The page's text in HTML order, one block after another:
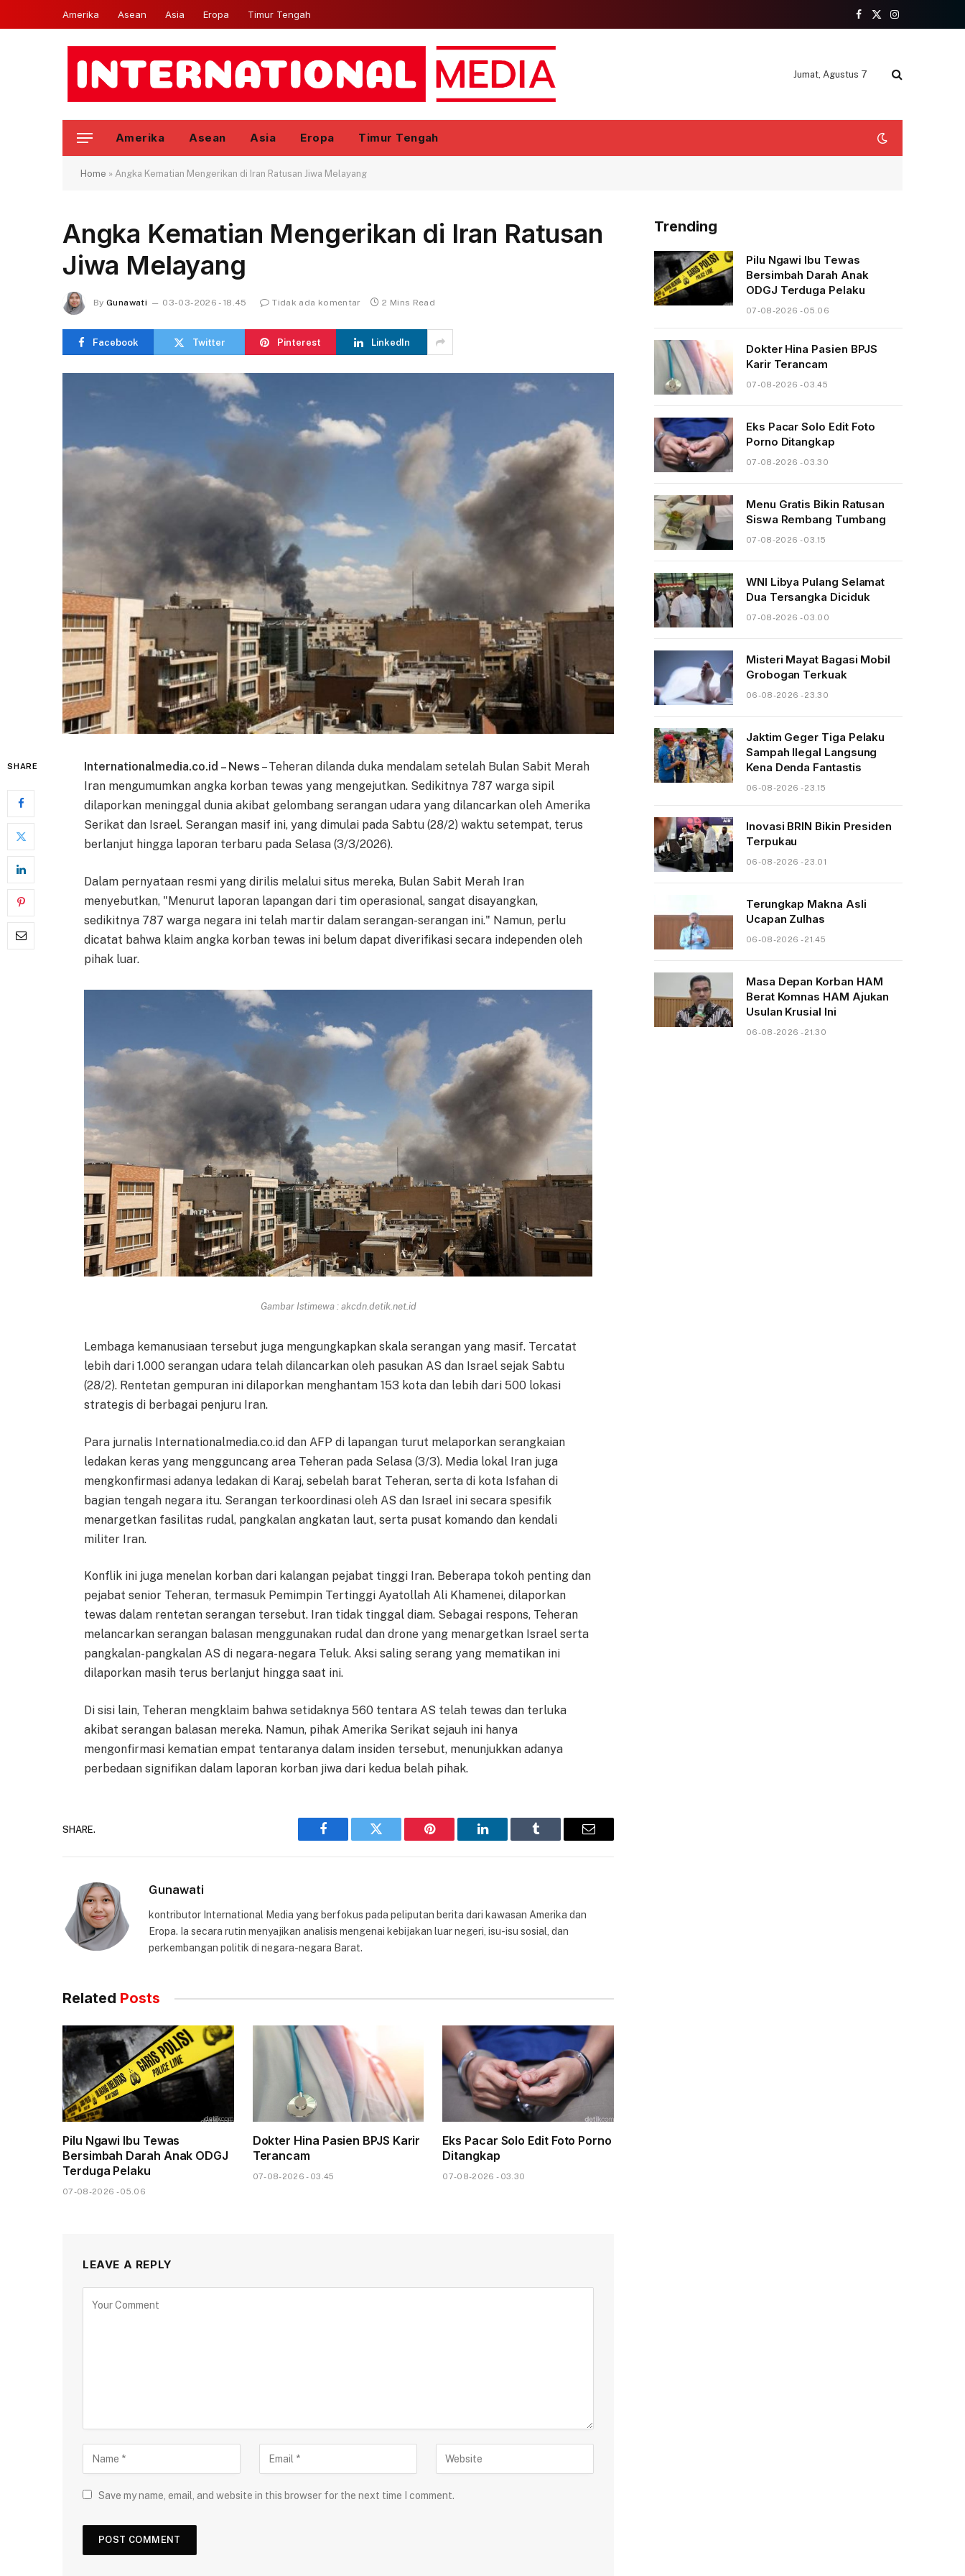
Amerika Asean Asia Eropa Timur Tengah
Facebook
X
Instagram
Jumat, Agustus 7
Amerika Asean Asia Eropa Timur Tengah
Home » Angka Kematian Mengerikan di Iran Ratusan Jiwa Melayang
Angka Kematian Mengerikan di Iran Ratusan
Jiwa Melayang
By Gunawati 03-03-2026 - 18.45 Tidak ada komentar 2 Mins Read
Facebook Twitter Pinterest LinkedIn
SHARE Internationalmedia.co.id – News – Teheran dilanda duka mendalam setelah Bulan Sabit Merah
Iran mengumumkan angka korban tewas yang mengejutkan. Sedikitnya 787 warga sipil
dilaporkan meninggal dunia akibat gelombang serangan udara yang dilancarkan oleh Amerika
Serikat dan Israel. Serangan masif ini, yang dimulai pada Sabtu (28/2) waktu setempat, terus
berlanjut hingga laporan terbaru pada Selasa (3/3/2026).
Dalam pernyataan resmi yang dirilis melalui situs mereka, Bulan Sabit Merah Iran
menyebutkan, "Menurut laporan lapangan dari tim operasional, sangat disayangkan,
sedikitnya 787 warga negara ini telah martir dalam serangan-serangan ini." Namun, perlu
dicatat bahwa klaim angka korban tewas ini belum dapat diverifikasi secara independen oleh
pihak luar.
Gambar Istimewa : akcdn.detik.net.id
Lembaga kemanusiaan tersebut juga mengungkapkan skala serangan yang masif. Tercatat
lebih dari 1.000 serangan udara telah dilancarkan oleh pasukan AS dan Israel sejak Sabtu
(28/2). Rentetan gempuran ini dilaporkan menghantam 153 kota dan lebih dari 500 lokasi
strategis di berbagai penjuru Iran.
Para jurnalis Internationalmedia.co.id dan AFP di lapangan turut melaporkan serangkaian
ledakan keras yang mengguncang area Teheran pada Selasa (3/3). Media lokal Iran juga
mengkonfirmasi adanya ledakan di Karaj, sebelah barat Teheran, serta di kota Isfahan di
bagian tengah negara itu. Serangan terkoordinasi oleh AS dan Israel ini secara spesifik
menargetkan fasilitas rudal, pangkalan angkatan laut, serta pusat komando dan kendali
militer Iran.
Konflik ini juga menelan korban dari kalangan pejabat tinggi Iran. Beberapa tokoh penting dan
pejabat senior Teheran, termasuk Pemimpin Tertinggi Ayatollah Ali Khamenei, dilaporkan
tewas dalam rentetan serangan tersebut. Iran tidak tinggal diam. Sebagai respons, Teheran
melancarkan serangan balasan menggunakan rudal dan drone yang menargetkan Israel serta
pangkalan-pangkalan AS di negara-negara Teluk. Aksi saling serang yang mematikan ini
dilaporkan masih terus berlanjut hingga saat ini.
Di sisi lain, Teheran mengklaim bahwa setidaknya 560 tentara AS telah tewas dan terluka
akibat serangan balasan mereka. Namun, pihak Amerika Serikat sejauh ini hanya
mengonfirmasi kematian empat tentaranya dalam insiden tersebut, menunjukkan adanya
perbedaan signifikan dalam laporan korban jiwa dari kedua belah pihak.
SHARE.
Facebook Twitter Pinterest LinkedIn Tumblr Email
Gunawati
kontributor International Media yang berfokus pada peliputan berita dari kawasan Amerika dan
Eropa. Ia secara rutin menyajikan analisis mengenai kebijakan luar negeri, isu-isu sosial, dan
perkembangan politik di negara-negara Barat.
Related Posts
Pilu Ngawi Ibu Tewas
Bersimbah Darah Anak ODGJ
Terduga Pelaku
07-08-2026 - 05.06
Dokter Hina Pasien BPJS Karir
Terancam
07-08-2026 - 03.45
Eks Pacar Solo Edit Foto Porno
Ditangkap
07-08-2026 - 03.30
LEAVE A REPLY
Save my name, email, and website in this browser for the next time I comment.
Trending
Pilu Ngawi Ibu Tewas
Bersimbah Darah Anak
ODGJ Terduga Pelaku
07-08-2026 - 05.06
Dokter Hina Pasien BPJS
Karir Terancam
07-08-2026 - 03.45
Eks Pacar Solo Edit Foto
Porno Ditangkap
07-08-2026 - 03.30
Menu Gratis Bikin Ratusan
Siswa Rembang Tumbang
07-08-2026 - 03.15
WNI Libya Pulang Selamat
Dua Tersangka Diciduk
07-08-2026 - 03.00
Misteri Mayat Bagasi Mobil
Grobogan Terkuak
06-08-2026 - 23.30
Jaktim Geger Tiga Pelaku
Sampah Ilegal Langsung
Kena Denda Fantastis
06-08-2026 - 23.15
Inovasi BRIN Bikin Presiden
Terpukau
06-08-2026 - 23.01
Terungkap Makna Asli
Ucapan Zulhas
06-08-2026 - 21.45
Masa Depan Korban HAM
Berat Komnas HAM Ajukan
Usulan Krusial Ini
06-08-2026 - 21.30